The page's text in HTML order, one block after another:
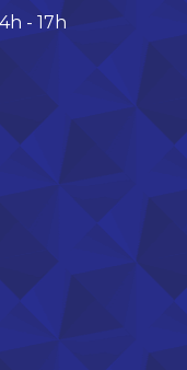
- 17h